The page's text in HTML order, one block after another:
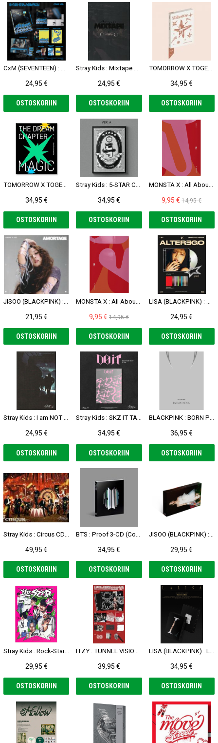
24,95 €
OSTOSKORIIN
24,95 €
OSTOSKORIIN
TOMORROW X TOGETHER : Minisode 3: Tomorrow CD (Promise Ver.)
34,95 €
OSTOSKORIIN
34,95 €
OSTOSKORIIN
34,95 €
OSTOSKORIIN
9,95 € 14,95 €
OSTOSKORIIN
21,95 €
OSTOSKORIIN
9,95 € 14,95 €
OSTOSKORIIN
24,95 €
OSTOSKORIIN
Stray Kids : I am NOT CD (I am Ver.)
24,95 €
OSTOSKORIIN
Stray Kids : SKZ IT TAPE 'DO IT' CD (IT VER.)
34,95 €
OSTOSKORIIN
BLACKPINK : BORN PINK CD (Box Set Ver. - Gray)
36,95 €
OSTOSKORIIN
Stray Kids : Circus CD + DVD (Limited A Ver.)
49,95 €
OSTOSKORIIN
BTS : Proof 3-CD (Compact Edition)
34,95 €
OSTOSKORIIN
JISOO (BLACKPINK) : ME CD (Black Ver.)
29,95 €
OSTOSKORIIN
Stray Kids : Rock-Star CD (Headliner Ver.)
29,95 €
OSTOSKORIIN
39,95 €
OSTOSKORIIN
34,95 €
OSTOSKORIIN